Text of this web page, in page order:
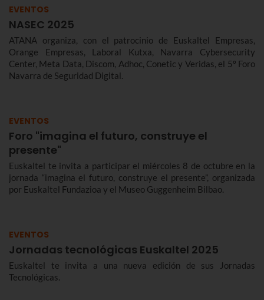
EVENTOS
NASEC 2025
ATANA organiza, con el patrocinio de Euskaltel Empresas,
Orange Empresas, Laboral Kutxa, Navarra Cybersecurity
Center, Meta Data, Discom, Adhoc, Conetic y Veridas, el 5º Foro
Navarra de Seguridad Digital.
EVENTOS
Foro "imagina el futuro, construye el
presente"
Euskaltel te invita a participar el miércoles 8 de octubre en la
jornada “imagina el futuro, construye el presente”, organizada
por Euskaltel Fundazioa y el Museo Guggenheim Bilbao.
EVENTOS
Jornadas tecnológicas Euskaltel 2025
Euskaltel te invita a una nueva edición de sus Jornadas
Tecnológicas.